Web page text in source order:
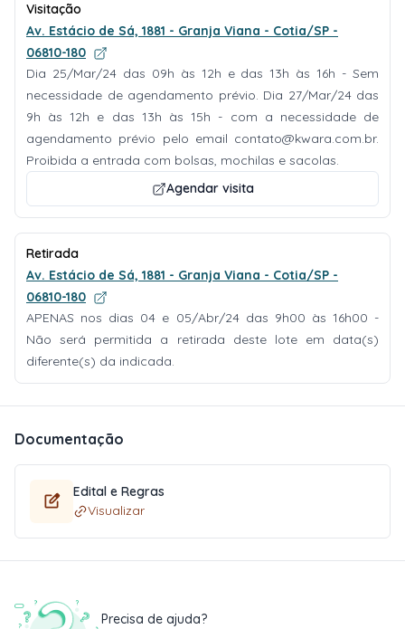
Visitação
Av. Estácio de Sá, 1881 - Granja Viana - Cotia/SP -
06810-180
Dia 25/Mar/24 das 09h às 12h e das 13h às 16h - Sem
necessidade de agendamento prévio. Dia 27/Mar/24 das
9h às 12h e das 13h às 15h - com a necessidade de
agendamento prévio pelo email contato@kwara.com.br.
Proibida a entrada com bolsas, mochilas e sacolas.
Agendar visita
Retirada
Av. Estácio de Sá, 1881 - Granja Viana - Cotia/SP -
06810-180
APENAS nos dias 04 e 05/Abr/24 das 9h00 às 16h00 -
Não será permitida a retirada deste lote em data(s)
diferente(s) da indicada.
Documentação
Edital e Regras
Visualizar
Precisa de ajuda?